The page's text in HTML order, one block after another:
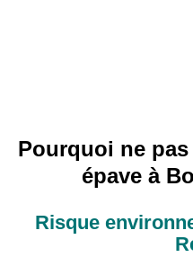
Pourquoi ne
épave à
Risque